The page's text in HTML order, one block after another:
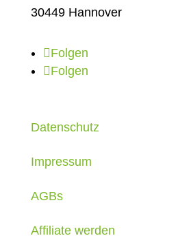
30449 Hannover
Folgen
Folgen
Datenschutz
Impressum
AGBs
Affiliate werden